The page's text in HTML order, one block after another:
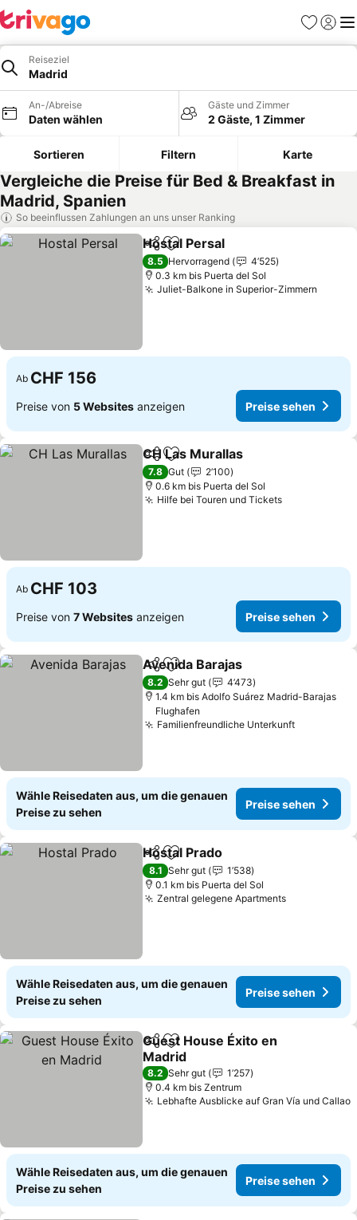
Favoriten
Reiseziel
Madrid
An-/Abreise
Daten wählen
Gäste und Zimmer
2 Gäste, 1 Zimmer
Sortieren Filtern Karte
Vergleiche die Preise für Bed & Breakfast in
Madrid, Spanien
So beeinflussen Zahlungen an uns unser Ranking
TeilenZu Favoriten hinzufügen
Hostal Persal
8.5 Hervorragend
4’525
0.3 km bis Puerta del Sol
Juliet-Balkone in Superior-Zimmern
Ab CHF 156
Preise von 5 Websites anzeigen Preise sehen
TeilenZu Favoriten hinzufügen
CH Las Murallas
7.8 Gut
2’100
0.6 km bis Puerta del Sol
Hilfe bei Touren und Tickets
Ab CHF 103
Preise von 7 Websites anzeigen Preise sehen
TeilenZu Favoriten hinzufügen
Avenida Barajas
8.2 Sehr gut
4’473
1.4 km bis Adolfo Suárez Madrid-Barajas
Flughafen
Familienfreundliche Unterkunft
Wähle Reisedaten aus, um die genauen
Preise zu sehen
Preise sehen
TeilenZu Favoriten hinzufügen
Hostal Prado
8.1 Sehr gut
1’538
0.1 km bis Puerta del Sol
Zentral gelegene Apartments
Wähle Reisedaten aus, um die genauen
Preise zu sehen
Preise sehen
TeilenZu Favoriten hinzufügen
Guest House Éxito en
Madrid
8.2 Sehr gut
1’257
0.4 km bis Zentrum
Lebhafte Ausblicke auf Gran Vía und Callao
Wähle Reisedaten aus, um die genauen
Preise zu sehen
Preise sehen